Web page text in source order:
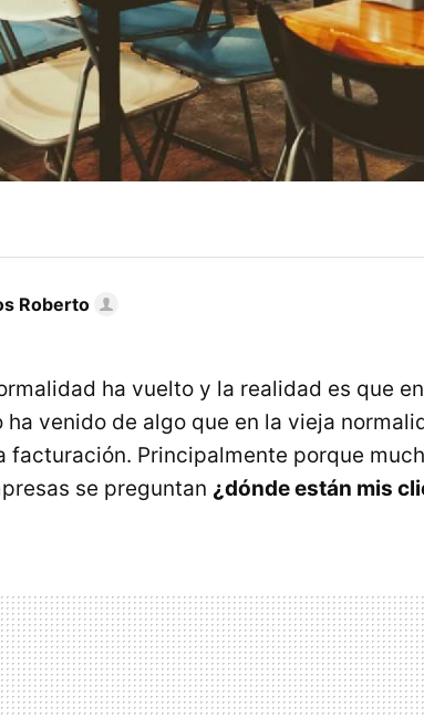
Roberto
ha vuelto y la realidad es que
ha venido de algo que en la vieja
facturación. Principalmente porque
se preguntan ¿dónde están mis